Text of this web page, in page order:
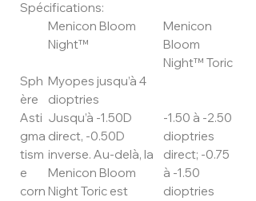
Spécifications:
Menicon Bloom
Night™
Menicon
Bloom
Night™ Toric
Sph
ère
Myopes jusqu’à 4
dioptries
Asti
gma
tism
e
corn
Jusqu’à -1.50D
direct, -0.50D
inverse. Au-delà, la
Menicon Bloom
Night Toric est
-1.50 à -2.50
dioptries
direct; -0.75
à -1.50
dioptries